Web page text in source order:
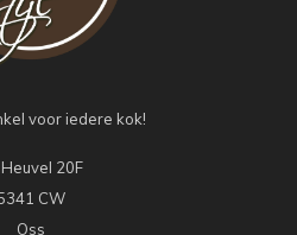
voor iedere kok!
Heuvel 20F
CW
Oss